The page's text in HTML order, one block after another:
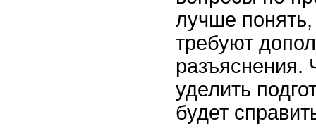
лучше
требуют
уделить
будет